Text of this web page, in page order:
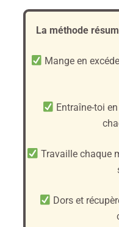
La méthode
Mange en
Entraîne-toi
Travaille chaque
Dors et